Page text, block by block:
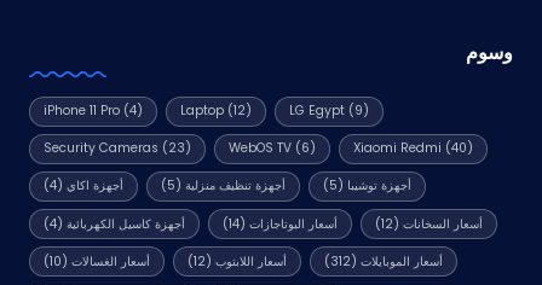
وسوم
iPhone 11 Pro (4) Laptop(12) LG Egypt(9)
Security Cameras (23) WebOS TV(6) Xiaomi Redmi (40)
أجهزة اكاي(4) أجهزة تنظيف منزلية (5) أجهزة توشيبا (5)
أجهزة كاسيل الكهربائية(4) أسعار البوتاجازات (14) أسعار السخانات (12)
أسعار الغسالات(10) أسعار اللابتوب (12) أسعار الموبايلات (312)